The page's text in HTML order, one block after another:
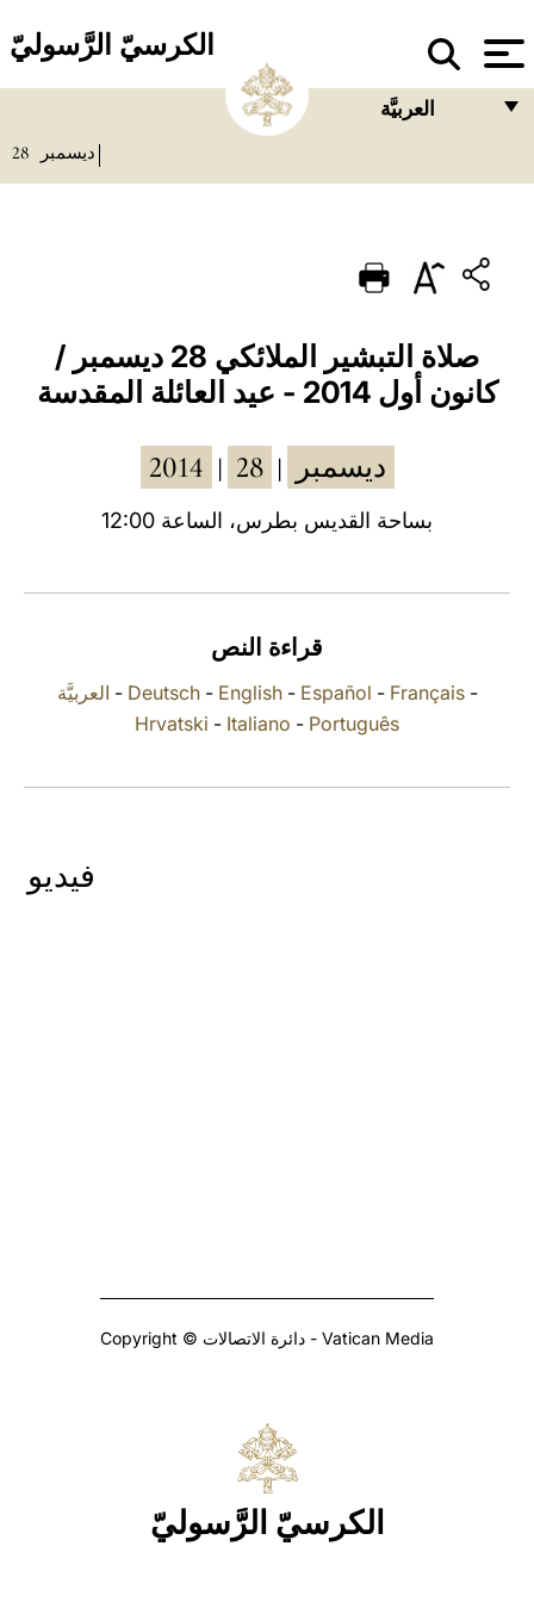
الكرسيّ الرَّسوليّ
العربيَّة
PORTUGUÊS
ESPAÑOL
DEUTSCH
العربيّة
中文
ديسمبر 28
صلاة التبشير الملائكي 28 ديسمبر /
كانون أول 2014 - عيد العائلة المقدسة
2014 ديسمبر 28
بساحة القديس بطرس، الساعة 12:00
قراءة النص
العربيَّة - Deutsch- English- Español - Français-
Hrvatski - Italiano - Português
فيديو
Copyright © دائرة الاتصالات - Vatican Media
الكرسيّ الرَّسوليّ